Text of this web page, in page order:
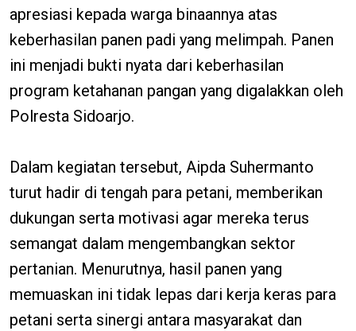
apresiasi kepada warga binaannya atas
keberhasilan panen padi yang melimpah. Panen
ini menjadi bukti nyata dari keberhasilan
program ketahanan pangan yang digalakkan oleh
Polresta Sidoarjo.
Dalam kegiatan tersebut, Aipda Suhermanto
turut hadir di tengah para petani, memberikan
dukungan serta motivasi agar mereka terus
semangat dalam mengembangkan sektor
pertanian. Menurutnya, hasil panen yang
memuaskan ini tidak lepas dari kerja keras para
petani serta sinergi antara masyarakat dan